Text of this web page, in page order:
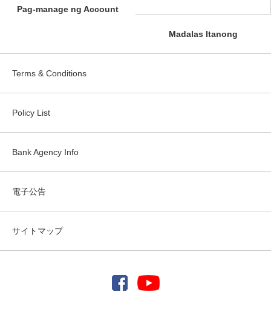
Pag-manage ng Account
Madalas Itanong
Terms & Conditions
Policy List
Bank Agency Info
電子公告
サイトマップ